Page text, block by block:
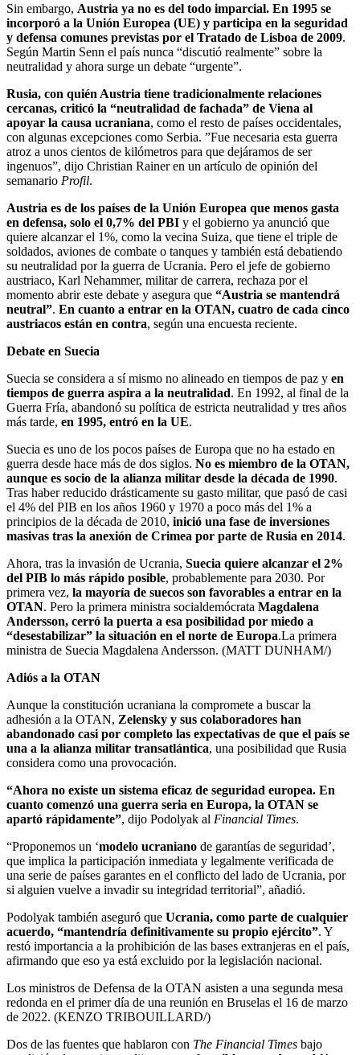
Sin embargo, Austria ya no es del todo imparcial. En 1995 se
incorporó a la Unión Europea (UE) y participa en la seguridad
y defensa comunes previstas por el Tratado de Lisboa de 2009.
Según Martin Senn el país nunca “discutió realmente” sobre la
neutralidad y ahora surge un debate “urgente”.
Rusia, con quién Austria tiene tradicionalmente relaciones
cercanas, criticó la “neutralidad de fachada” de Viena al
apoyar la causa ucraniana, como el resto de países occidentales,
con algunas excepciones como Serbia. ”Fue necesaria esta guerra
atroz a unos cientos de kilómetros para que dejáramos de ser
ingenuos”, dijo Christian Rainer en un artículo de opinión del
semanario Profil.
Austria es de los países de la Unión Europea que menos gasta
en defensa, solo el 0,7% del PBI y el gobierno ya anunció que
quiere alcanzar el 1%, como la vecina Suiza, que tiene el triple de
soldados, aviones de combate o tanques y también está debatiendo
su neutralidad por la guerra de Ucrania. Pero el jefe de gobierno
austriaco, Karl Nehammer, militar de carrera, rechaza por el
momento abrir este debate y asegura que “Austria se mantendrá
neutral”. En cuanto a entrar en la OTAN, cuatro de cada cinco
austriacos están en contra, según una encuesta reciente.
Debate en Suecia
Suecia se considera a sí mismo no alineado en tiempos de paz y en
tiempos de guerra aspira a la neutralidad. En 1992, al final de la
Guerra Fría, abandonó su política de estricta neutralidad y tres años
más tarde, en 1995, entró en la UE.
Suecia es uno de los pocos países de Europa que no ha estado en
guerra desde hace más de dos siglos. No es miembro de la OTAN,
aunque es socio de la alianza militar desde la década de 1990.
Tras haber reducido drásticamente su gasto militar, que pasó de casi
el 4% del PIB en los años 1960 y 1970 a poco más del 1% a
principios de la década de 2010, inició una fase de inversiones
masivas tras la anexión de Crimea por parte de Rusia en 2014.
Ahora, tras la invasión de Ucrania, Suecia quiere alcanzar el 2%
del PIB lo más rápido posible, probablemente para 2030. Por
primera vez, la mayoría de suecos son favorables a entrar en la
OTAN. Pero la primera ministra socialdemócrata Magdalena
Andersson, cerró la puerta a esa posibilidad por miedo a
“desestabilizar” la situación en el norte de Europa.La primera
ministra de Suecia Magdalena Andersson. (MATT DUNHAM/)
Adiós a la OTAN
Aunque la constitución ucraniana la compromete a buscar la
adhesión a la OTAN, Zelensky y sus colaboradores han
abandonado casi por completo las expectativas de que el país se
una a la alianza militar transatlántica, una posibilidad que Rusia
considera como una provocación.
“Ahora no existe un sistema eficaz de seguridad europea. En
cuanto comenzó una guerra seria en Europa, la OTAN se
apartó rápidamente”, dijo Podolyak al Financial Times.
“Proponemos un ‘modelo ucraniano de garantías de seguridad’,
que implica la participación inmediata y legalmente verificada de
una serie de países garantes en el conflicto del lado de Ucrania, por
si alguien vuelve a invadir su integridad territorial”, añadió.
Podolyak también aseguró que Ucrania, como parte de cualquier
acuerdo, “mantendría definitivamente su propio ejército”. Y
restó importancia a la prohibición de las bases extranjeras en el país,
afirmando que eso ya está excluido por la legislación nacional.
Los ministros de Defensa de la OTAN asisten a una segunda mesa
redonda en el primer día de una reunión en Bruselas el 16 de marzo
de 2022. (KENZO TRIBOUILLARD/)
Dos de las fuentes que hablaron con The Financial Times bajo